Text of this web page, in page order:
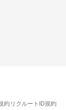
内を
約 リクルートID規約